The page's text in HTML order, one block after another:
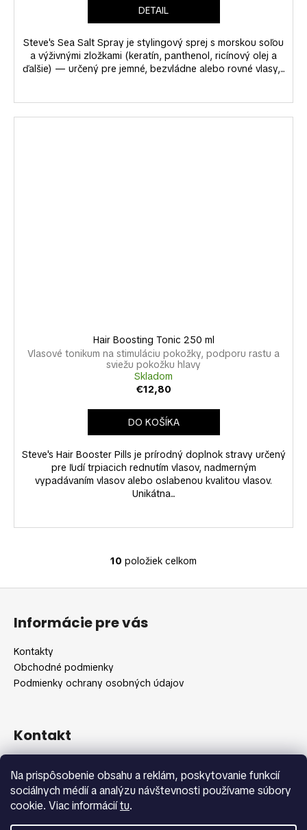
Na prispôsobenie obsahu a reklám, poskytovanie funkcií
sociálnych médií a analýzu návštevnosti používame súbory
cookie. Viac informáciítu.
DETAIL
Steve's Sea Salt Spray je stylingový sprej s morskou soľou
a výživnými zložkami (keratín, panthenol, ricínový olej a
ďalšie) — určený pre jemné, bezvládne alebo rovné vlasy,...
Hair Boosting Tonic 250 ml
Vlasové tonikum na stimuláciu pokožky, podporu rastu a
sviežu pokožku hlavy
Skladom
€12,80
DO KOŠÍKA
Steve's Hair Booster Pills je prírodný doplnok stravy určený
pre ľudí trpiacich rednutím vlasov, nadmerným
vypadávaním vlasov alebo oslabenou kvalitou vlasov.
Unikátna...
O
v
e
k
v
ý
i
10 položiek celkom
Z
Informácie pre vás
Kontakty
Obchodné podmienky
Podmienky ochrany osobných údajov
Kontakt
+420 775 371 692